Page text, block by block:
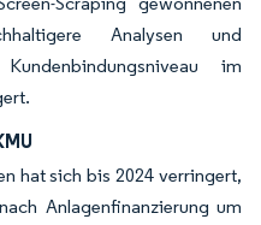
Analysen und
im
hat sich bis 2024 verringert,
Anlagenfinanzierung um